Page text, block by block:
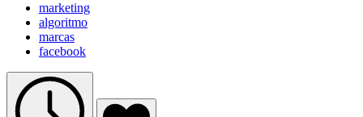
marketing
algoritmo
marcas
facebook